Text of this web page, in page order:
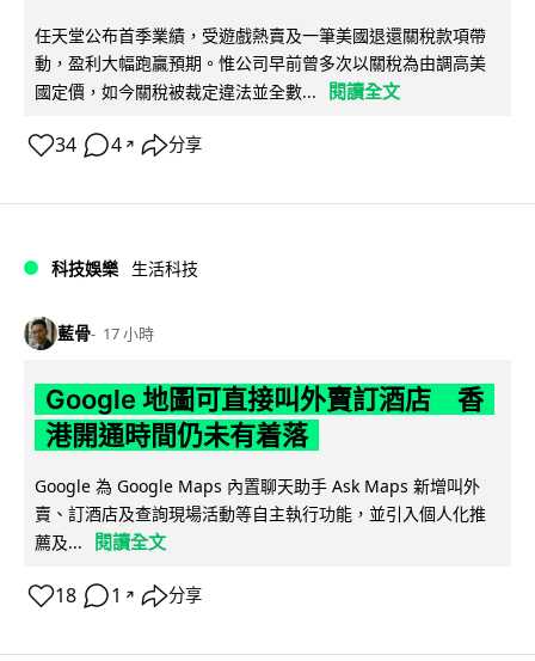
任天堂公布首季業績，受遊戲熱賣及一筆美國退還關稅款項帶
動，盈利大幅跑贏預期。惟公司早前曾多次以關稅為由調高美
國定價，如今關稅被裁定違法並全數...
閱讀全文
34 4 ↗ 分享
科技娛樂 生活科技
藍骨 17 小時
Google 地圖可直接叫外賣訂酒店 香
港開通時間仍未有着落
Google 為 Google Maps 內置聊天助手 Ask Maps 新增叫外
賣、訂酒店及查詢現場活動等自主執行功能，並引入個人化推
薦及...
閱讀全文
18 1 ↗ 分享